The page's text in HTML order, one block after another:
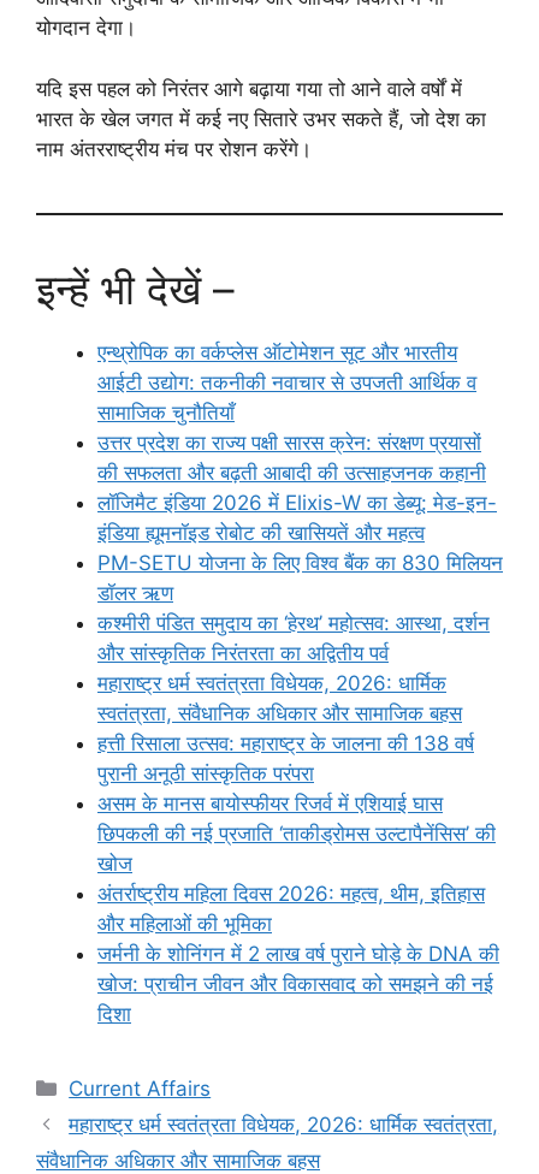
योगदान देगा।
यदि इस पहल को निरंतर आगे बढ़ाया गया तो आने वाले वर्षों में
भारत के खेल जगत में कई नए सितारे उभर सकते हैं, जो देश का
नाम अंतरराष्ट्रीय मंच पर रोशन करेंगे।
इन्हें भी देखें –
एन्थ्रोपिक का वर्कप्लेस ऑटोमेशन सूट और भारतीय
आईटी उद्योग: तकनीकी नवाचार से उपजती आर्थिक व
सामाजिक चुनौतियाँ
उत्तर प्रदेश का राज्य पक्षी सारस क्रेन: संरक्षण प्रयासों
की सफलता और बढ़ती आबादी की उत्साहजनक कहानी
लॉजिमैट इंडिया 2026 में Elixis-W का डेब्यू: मेड-इन-
इंडिया ह्यूमनॉइड रोबोट की खासियतें और महत्व
PM-SETU योजना के लिए विश्व बैंक का 830 मिलियन
डॉलर ऋण
कश्मीरी पंडित समुदाय का ‘हेरथ’ महोत्सव: आस्था, दर्शन
और सांस्कृतिक निरंतरता का अद्वितीय पर्व
महाराष्ट्र धर्म स्वतंत्रता विधेयक, 2026: धार्मिक
स्वतंत्रता, संवैधानिक अधिकार और सामाजिक बहस
हत्ती रिसाला उत्सव: महाराष्ट्र के जालना की 138 वर्ष
पुरानी अनूठी सांस्कृतिक परंपरा
असम के मानस बायोस्फीयर रिजर्व में एशियाई घास
छिपकली की नई प्रजाति ‘ताकीड्रोमस उल्टापैनेंसिस’ की
खोज
अंतर्राष्ट्रीय महिला दिवस 2026: महत्व, थीम, इतिहास
और महिलाओं की भूमिका
जर्मनी के शोनिंगन में 2 लाख वर्ष पुराने घोड़े के DNA की
खोज: प्राचीन जीवन और विकासवाद को समझने की नई
दिशा
Categories
Current Affairs
महाराष्ट्र धर्म स्वतंत्रता विधेयक, 2026: धार्मिक स्वतंत्रता,
संवैधानिक अधिकार और सामाजिक बहस